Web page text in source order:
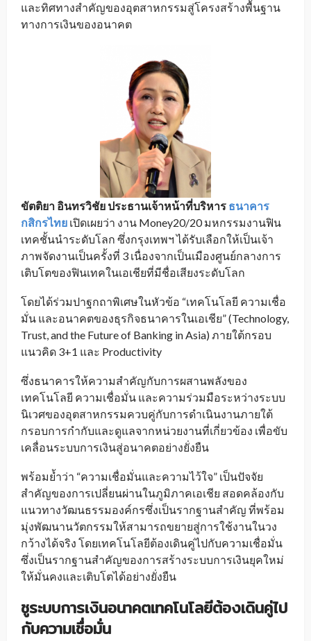
และทิศทางสำคัญของอุตสาหกรรมสู่โครงสร้างพื้นฐาน
ทางการเงินของอนาคต
ขัตติยา อินทรวิชัย ประธานเจ้าหน้าที่บริหาร ธนาคาร
กสิกรไทย เปิดเผยว่า งาน Money20/20 มหกรรมงานฟิน
เทคชั้นนำระดับโลก ซึ่งกรุงเทพฯ ได้รับเลือกให้เป็นเจ้า
ภาพจัดงานเป็นครั้งที่ 3 เนื่องจากเป็นเมืองศูนย์กลางการ
เติบโตของฟินเทคในเอเชียที่มีชื่อเสียงระดับโลก
โดยได้ร่วมปาฐกถาพิเศษในหัวข้อ “เทคโนโลยี ความเชื่อ
มั่น และอนาคตของธุรกิจธนาคารในเอเชีย” (Technology,
Trust, and the Future of Banking in Asia) ภายใต้กรอบ
แนวคิด 3+1 และ Productivity
ซึ่งธนาคารให้ความสำคัญกับการผสานพลังของ
เทคโนโลยี ความเชื่อมั่น และความร่วมมือระหว่างระบบ
นิเวศของอุตสาหกรรมควบคู่กับการดำเนินงานภายใต้
กรอบการกำกับและดูแลจากหน่วยงานที่เกี่ยวข้อง เพื่อขับ
เคลื่อนระบบการเงินสู่อนาคตอย่างยั่งยืน
พร้อมย้ำว่า “ความเชื่อมั่นและความไว้ใจ” เป็นปัจจัย
สำคัญของการเปลี่ยนผ่านในภูมิภาคเอเชีย สอดคล้องกับ
แนวทางวัฒนธรรมองค์กรซึ่งเป็นรากฐานสำคัญ ที่พร้อม
มุ่งพัฒนานวัตกรรมให้สามารถขยายสู่การใช้งานในวง
กว้างได้จริง โดยเทคโนโลยีต้องเดินคู่ไปกับความเชื่อมั่น
ซึ่งเป็นรากฐานสำคัญของการสร้างระบบการเงินยุคใหม่
ให้มั่นคงและเติบโตได้อย่างยั่งยืน
ชูระบบการเงินอนาคตเทคโนโลยีต้องเดินคู่ไป
กับความเชื่อมั่น